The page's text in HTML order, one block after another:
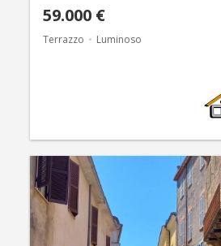
59.000 €
Terrazzo Luminoso